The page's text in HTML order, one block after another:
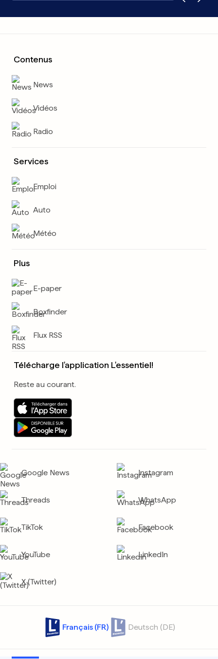
Contenus
News
Vidéos
Radio
Services
Emploi
Auto
Météo
Plus
E-paper
Boxfinder
Flux RSS
Télécharge l'application L'essentiel!
Reste au courant.
Google News Instagram
Threads WhatsApp
TikTok Facebook
YouTube LinkedIn
X (Twitter)
Français (FR) Deutsch (DE)